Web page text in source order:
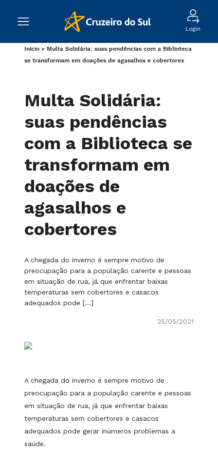
Login
Início » Multa Solidária: suas pendências com a Biblioteca
se transformam em doações de agasalhos e cobertores
Multa Solidária:
suas pendências
com a Biblioteca se
transformam em
doações de
agasalhos e
cobertores
A chegada do inverno é sempre motivo de
preocupação para a população carente e pessoas
em situação de rua, já que enfrentar baixas
temperaturas sem cobertores e casacos
adequados pode […]
25/05/2021
A chegada do inverno é sempre motivo de
preocupação para a população carente e pessoas
em situação de rua, já que enfrentar baixas
temperaturas sem cobertores e casacos
adequados pode gerar inúmeros problemas a
saúde.